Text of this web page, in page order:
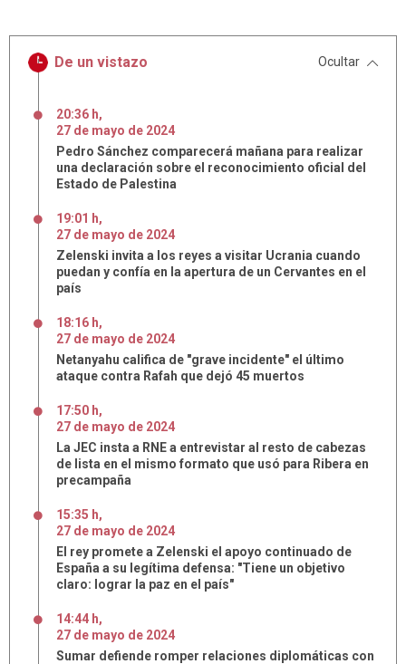
De un vistazo Ocultar
20:36 h,
27 de mayo de 2024
Pedro Sánchez comparecerá mañana para realizar
una declaración sobre el reconocimiento oficial del
Estado de Palestina
19:01 h,
27 de mayo de 2024
Zelenski invita a los reyes a visitar Ucrania cuando
puedan y confía en la apertura de un Cervantes en el
país
18:16 h,
27 de mayo de 2024
Netanyahu califica de "grave incidente" el último
ataque contra Rafah que dejó 45 muertos
17:50 h,
27 de mayo de 2024
La JEC insta a RNE a entrevistar al resto de cabezas
de lista en el mismo formato que usó para Ribera en
precampaña
15:35 h,
27 de mayo de 2024
El rey promete a Zelenski el apoyo continuado de
España a su legítima defensa: "Tiene un objetivo
claro: lograr la paz en el país"
14:44 h,
27 de mayo de 2024
Sumar defiende romper relaciones diplomáticas con